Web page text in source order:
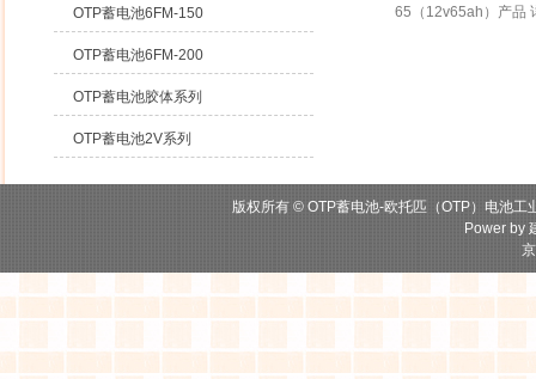
OTP蓄电池6FM-150
OTP蓄电池6FM-200
OTP蓄电池胶体系列
OTP蓄电池2V系列
65（12v65ah）产品
版权所有 © OTP蓄电池-欧托匹（OTP）电池
Power by